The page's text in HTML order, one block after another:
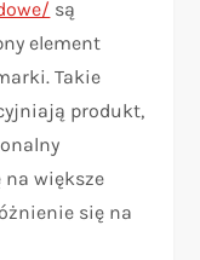
są
element
Takie
produkt,
na większe
się na